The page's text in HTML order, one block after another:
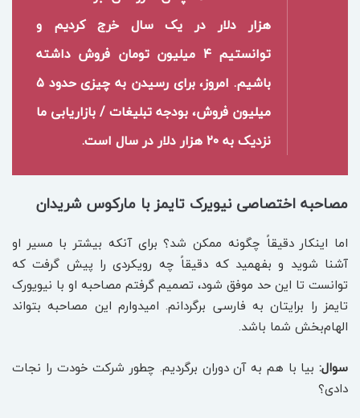
هزار دلار در یک سال خرج کردیم و
توانستیم ۴ میلیون تومان فروش داشته
باشیم. امروز، برای رسیدن به چیزی حدود ۵
میلیون فروش، بودجه تبلیغات / بازاریابی ما
نزدیک به ۲۰ هزار دلار در سال است.
مصاحبه اختصاصی نیویرک تایمز با مارکوس شریدان
اما اینکار دقیقاً چگونه ممکن شد؟ برای آنکه بیشتر با مسیر او
آشنا شوید و بفهمید که دقیقاً چه رویکردی را پیش گرفت که
توانست تا این حد موفق شود، تصمیم گرفتم مصاحبه او با نیویورک
تایمز را برایتان به فارسی برگردانم. امیدوارم این مصاحبه بتواند
الهام‌بخش شما باشد.
سوال: بیا با هم به آن دوران برگردیم. چطور شرکت خودت را نجات
دادی؟